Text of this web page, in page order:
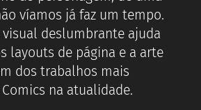
víamos já faz um tempo.
deslumbrante ajuda
layouts de página e a arte
dos trabalhos mais
na atualidade.